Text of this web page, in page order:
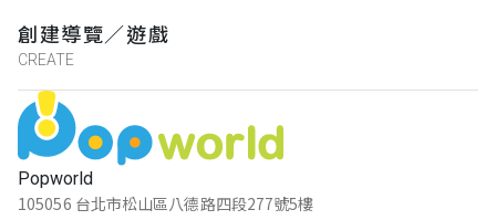
Popworld
105056 台北市松山區八德路四段277號5樓
創建導覽／遊戲
CREATE